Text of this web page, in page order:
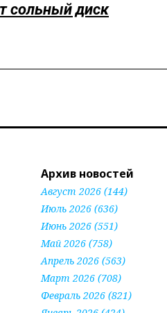
сольный диск
Архив новостей
Август 2026 (144)
Июль 2026 (636)
Июнь 2026 (551)
Май 2026 (758)
Апрель 2026 (563)
Март 2026 (708)
Февраль 2026 (821)